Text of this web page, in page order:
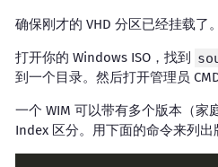
确保刚才的 VHD 分区已经挂载了
打开你的 Windows ISO，找到
到一个目录。然后打开管理员
一个 WIM 可以带有多个版本（家
Index 区分。用下面的命令来列出